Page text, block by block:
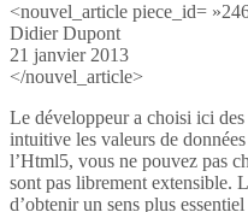
<nouvel_article piece_id=
Didier Dupont
21 janvier 2013
</nouvel_article>
Le développeur a choisi ici
intuitive les valeurs de
l’Html5, vous ne pouvez pas
sont pas librement extensible.
d’obtenir un sens plus